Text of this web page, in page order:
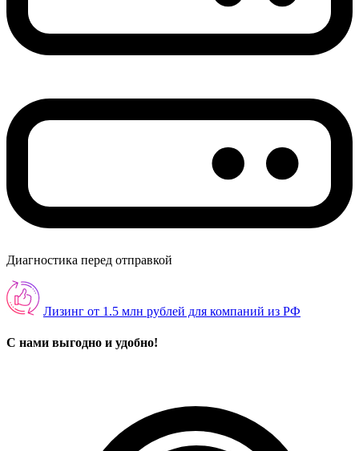
Диагностика перед отправкой
Лизинг от 1.5 млн рублей для компаний из РФ
С нами выгодно и удобно!